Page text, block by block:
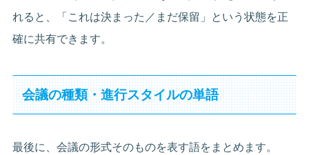
れると、「これは決まった／まだ保留」という状態を正
確に共有できます。
会議の種類・進行スタイルの単語
最後に、会議の形式そのものを表す語をまとめます。